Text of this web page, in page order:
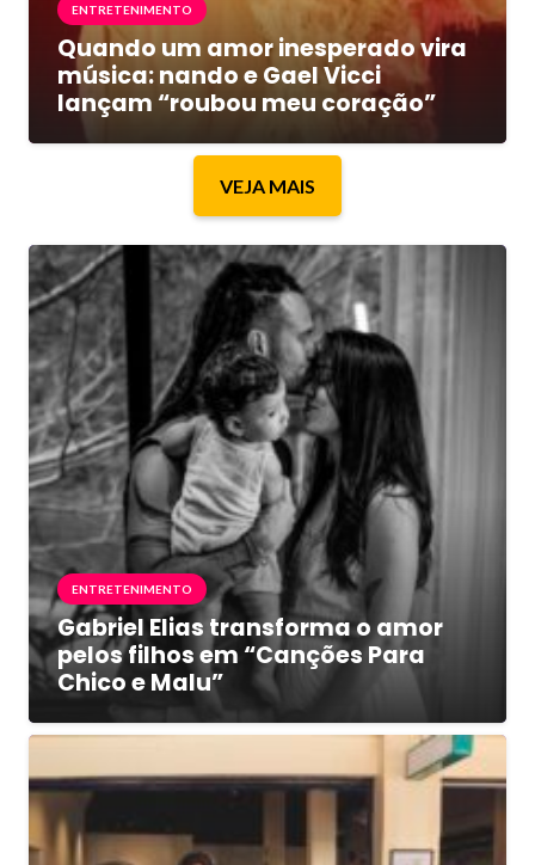
ENTRETENIMENTO
Quando um amor inesperado vira
música: nando e Gael Vicci
lançam “roubou meu coração”
VEJA MAIS
ENTRETENIMENTO
Gabriel Elias transforma o amor
pelos filhos em “Canções Para
Chico e Malu”